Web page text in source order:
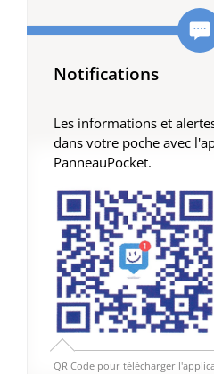
Notifications
Les informations et
dans votre poche avec
PanneauPocket.
QR Code pour télécharger